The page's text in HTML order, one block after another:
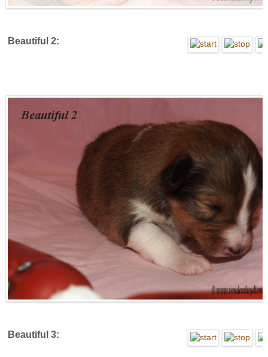
Beautiful 2:
Beautiful 3: